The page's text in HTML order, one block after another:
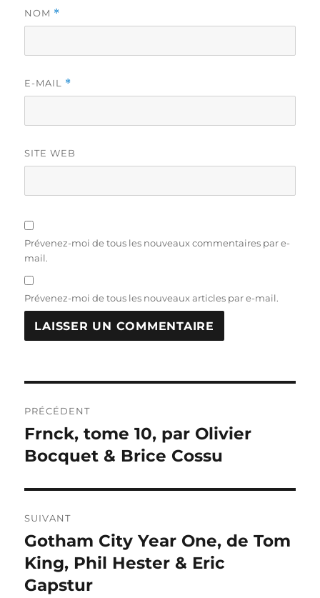
NOM *
E-MAIL *
SITE WEB
Prévenez-moi de tous les nouveaux commentaires par e-
mail.
Prévenez-moi de tous les nouveaux articles par e-mail.
de
l’article
PRÉCÉDENT
Publication
précédente :
Frnck, tome 10, par Olivier
Bocquet & Brice Cossu
SUIVANT
Publication
suivante :
Gotham City Year One, de Tom
King, Phil Hester & Eric
Gapstur